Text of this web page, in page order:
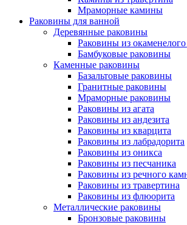
Мраморные камины
Раковины для ванной
Деревянные раковины
Раковины из окаменелого
Бамбуковые раковины
Каменные раковины
Базальтовые раковины
Гранитные раковины
Мраморные раковины
Раковины из агата
Раковины из андезита
Раковины из кварцита
Раковины из лабрадорита
Раковины из оникса
Раковины из песчаника
Раковины из речного
Раковины из травертина
Раковины из флюорита
Металлические раковины
Бронзовые раковины